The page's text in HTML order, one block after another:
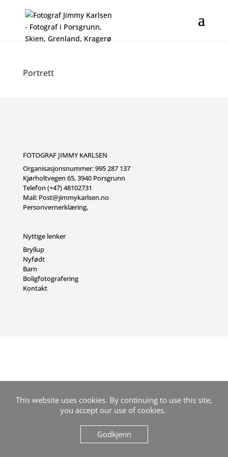
Portrett
FOTOGRAF JIMMY KARLSEN
Organisasjonsnummer: 995 287 137
Kjørholtvegen 65, 3940 Porsgrunn
Telefon (+47) 48102731
Mail: Post@jimmykarlsen.no
Personvernerklæring,
Nyttige lenker
Bryllup
Nyfødt
Barn
Boligfotografering
Kontakt
This website uses cookies. By continuing to use this site,
you accept our use of cookies.
Godkjenn